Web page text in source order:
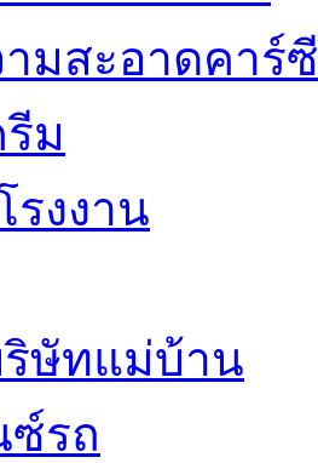
มสะอาดคาร์
ม
รงงาน
ษัทแม่บ้าน
รถ